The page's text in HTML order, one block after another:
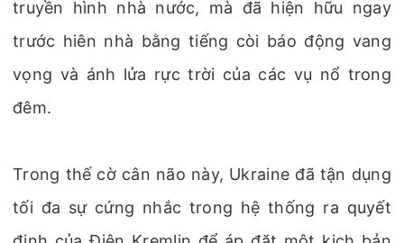
truyền hình nhà nước, mà đã hiện hữu ngay
trước hiên nhà bằng tiếng còi báo động vang
vọng và ánh lửa rực trời của các vụ nổ trong
đêm.
Trong thế cờ cân não này, Ukraine đã tận dụng
tối đa sự cứng nhắc trong hệ thống ra quyết